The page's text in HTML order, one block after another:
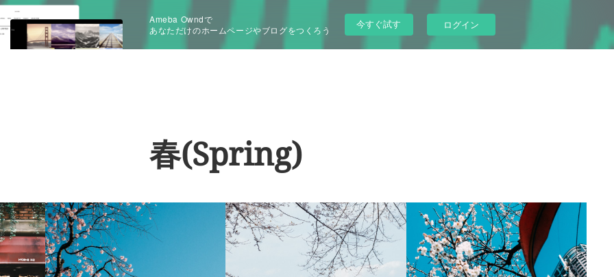
Ameba Owndで
あなただけのホームページやブログをつくろう
今すぐ試す ログイン
春(Spring)